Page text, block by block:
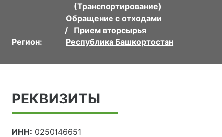
(Транспортирование)
Обращение с отходами
Прием вторсырья
Регион:
Республика Башкортостан
РЕКВИЗИТЫ
ИНН: 0250146651